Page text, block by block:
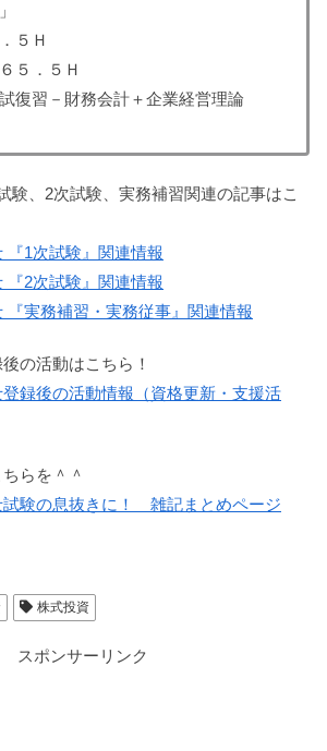
５Ｈ
５．５Ｈ
復習－財務会計＋企業経営理論
験、2次試験、実務補習関連の記事はこ
『1次試験』関連情報
『2次試験』関連情報
『実務補習・実務従事』関連情報
の活動はこちら！
録後の活動情報（資格更新・支援活
らを＾＾
試験の息抜きに！ 雑記まとめページ
株式投資
スポンサーリンク